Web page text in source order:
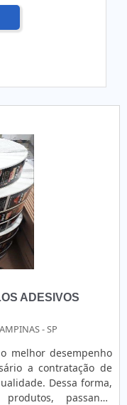
ADESIVOS
- SP
melhor desempenho
a contratação de
Dessa forma,
passando